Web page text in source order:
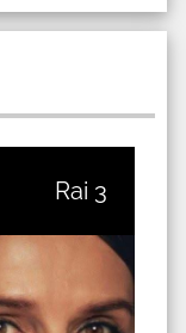
Rai 3